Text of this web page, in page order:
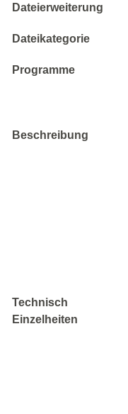
Dateierweiterung
Dateikategorie
Programme
Beschreibung
Technisch
Einzelheiten